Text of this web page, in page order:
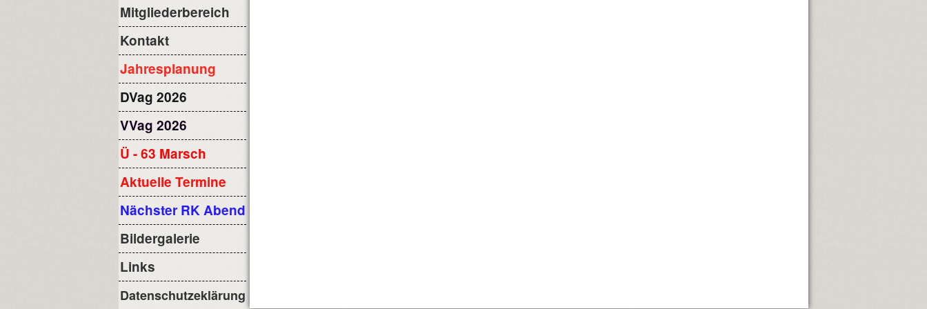
Mitgliederbereich
Kontakt
Jahresplanung
DVag 2026
VVag 2026
Ü - 63 Marsch
Aktuelle Termine
Nächster RK Abend
Bildergalerie
Links
Datenschutzeklärung